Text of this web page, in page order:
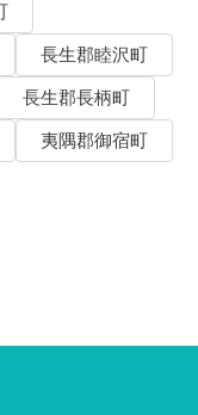
長生郡睦沢町
長生郡長柄町
夷隅郡御宿町